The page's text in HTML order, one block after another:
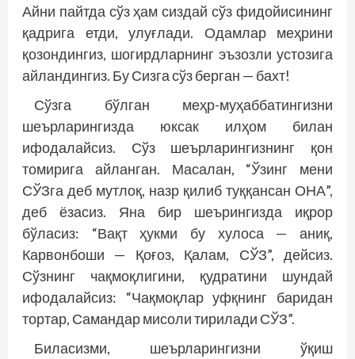
Айни пайтда сўз ҳам сиздай сўз фидойисининг
қадрига етди, улуғлади. Одамлар меҳрини
қозондингиз, шогирдларнинг эъзозли устозига
айландингиз. Бу Сизга сўз берган — бахт!
Сўзга бўлган меҳр-муҳаббатингизни
шеърларингизда юксак илҳом билан
ифодалайсиз. Сўз шеърларингизнинг қон
томирига айланган. Масалан, “Ўзинг мени
СЎЗга деб мутлоқ, назр қилиб туққансан ОНА”,
деб ёзасиз. Яна бир шеърингизда иқрор
бўласиз: “Вақт ҳукми бу хулоса — аниқ,
Карвонбоши — Қоғоз, Қалам, СЎЗ”, дейсиз.
Сўзнинг чақмоқлигини, қудратини шундай
ифодалайсиз: “Чақмоқлар уфқнинг баридан
тортар, Самандар мисоли тирилади СЎЗ”.
Биласизми, шеърларингизни ўқиш